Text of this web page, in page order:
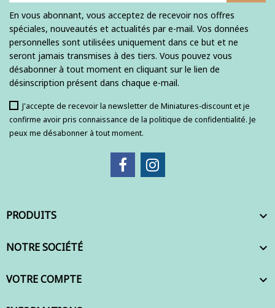
En vous abonnant, vous acceptez de recevoir nos offres
spéciales, nouveautés et actualités par e-mail. Vos données
personnelles sont utilisées uniquement dans ce but et ne
seront jamais transmises à des tiers. Vous pouvez vous
désabonner à tout moment en cliquant sur le lien de
désinscription présent dans chaque e-mail.
J'accepte de recevoir la newsletter de Miniatures-discount et je
confirme avoir pris connaissance de la politique de confidentialité. Je
peux me désabonner à tout moment.
PRODUITS 
NOTRE SOCIÉTÉ 
VOTRE COMPTE 